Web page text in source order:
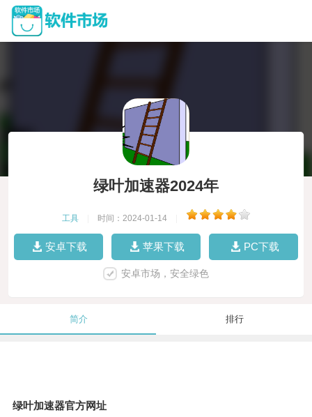
绿叶加速器2024年
工具 时间：2024-01-14
安卓下载 苹果下载 PC下载
安卓市场，安全绿色
简介 排行
绿叶加速器官方网址